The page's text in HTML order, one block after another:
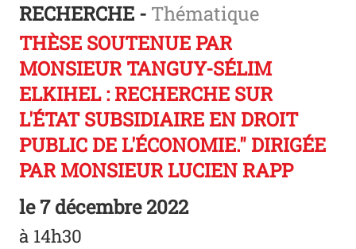
RECHERCHE - Thématique
THÈSE SOUTENUE PAR
MONSIEUR TANGUY-SÉLIM
ELKIHEL : RECHERCHE SUR
L'ÉTAT SUBSIDIAIRE EN DROIT
PUBLIC DE L'ÉCONOMIE." DIRIGÉE
PAR MONSIEUR LUCIEN RAPP
le7 décembre 2022
à 14h30